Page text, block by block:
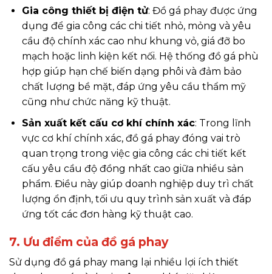
Gia công thiết bị điện tử: Đồ gá phay được ứng
dụng để gia công các chi tiết nhỏ, mỏng và yêu
cầu độ chính xác cao như khung vỏ, giá đỡ bo
mạch hoặc linh kiện kết nối. Hệ thống đồ gá phù
hợp giúp hạn chế biến dạng phôi và đảm bảo
chất lượng bề mặt, đáp ứng yêu cầu thẩm mỹ
cũng như chức năng kỹ thuật.
Sản xuất kết cấu cơ khí chính xác: Trong lĩnh
vực cơ khí chính xác, đồ gá phay đóng vai trò
quan trọng trong việc gia công các chi tiết kết
cấu yêu cầu độ đồng nhất cao giữa nhiều sản
phẩm. Điều này giúp doanh nghiệp duy trì chất
lượng ổn định, tối ưu quy trình sản xuất và đáp
ứng tốt các đơn hàng kỹ thuật cao.
7. Ưu điểm của đồ gá phay
Sử dụng đồ gá phay mang lại nhiều lợi ích thiết